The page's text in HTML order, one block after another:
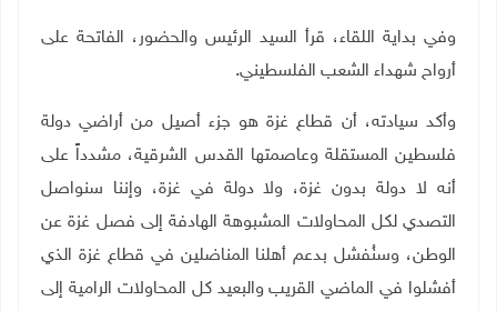
وفي بداية اللقاء، قرأ السيد الرئيس والحضور، الفاتحة على
أرواح شهداء الشعب الفلسطيني.
وأكد سيادته، أن قطاع غزة هو جزء أصيل من أراضي دولة
فلسطين المستقلة وعاصمتها القدس الشرقية، مشدداً على
أنه لا دولة بدون غزة، ولا دولة في غزة، وإننا سنواصل
التصدي لكل المحاولات المشبوهة الهادفة إلى فصل غزة عن
الوطن، وسنُفشل بدعم أهلنا المناضلين في قطاع غزة الذي
أفشلوا في الماضي القريب والبعيد كل المحاولات الرامية إلى